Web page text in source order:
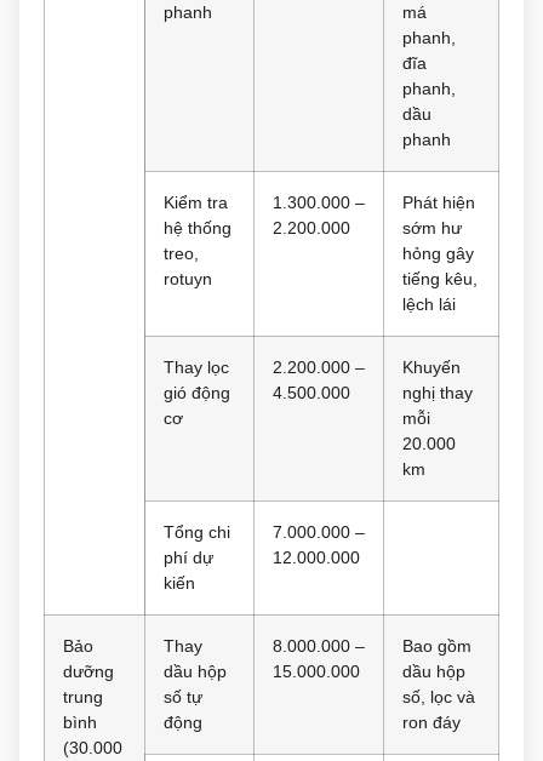
phanh
má
phanh,
đĩa
phanh,
dầu
phanh
Kiểm tra
hệ thống
treo,
rotuyn
1.300.000 –
2.200.000
Phát hiện
sớm hư
hỏng gây
tiếng kêu,
lệch lái
Thay lọc
gió động
cơ
2.200.000 –
4.500.000
Khuyến
nghị thay
mỗi
20.000
km
Tổng chi
phí dự
kiến
7.000.000 –
12.000.000
Bảo
dưỡng
trung
bình
(30.000
Thay
dầu hộp
số tự
động
8.000.000 –
15.000.000
Bao gồm
dầu hộp
số, lọc và
ron đáy